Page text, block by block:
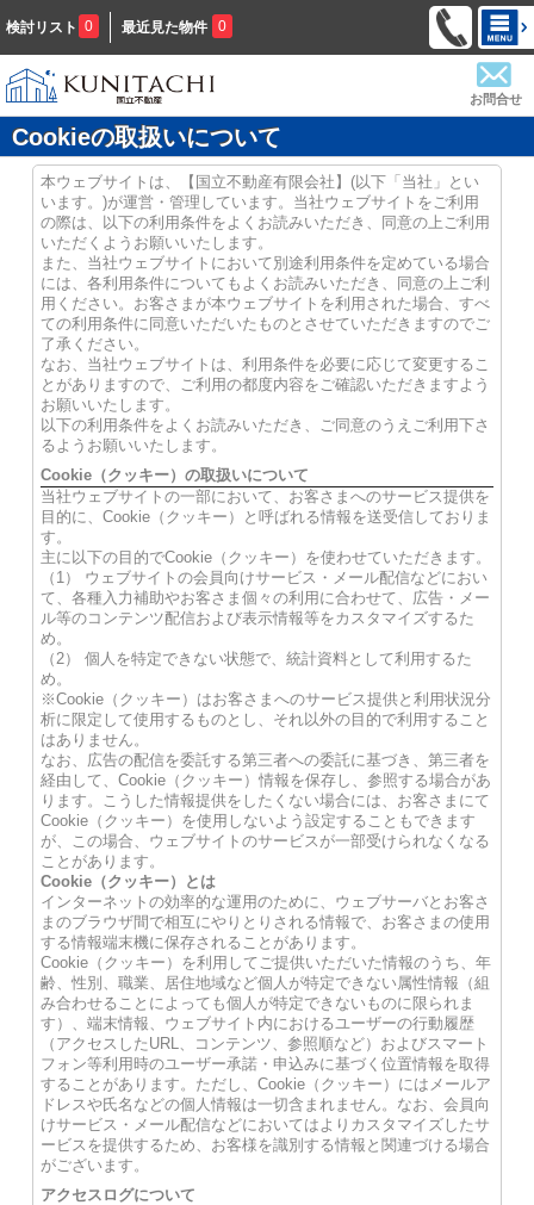
検討リスト 0 最近見た物件 0
お問合せ
Cookieの取扱いについて
本ウェブサイトは、【国立不動産有限会社】(以下「当社」とい
います。)が運営・管理しています。当社ウェブサイトをご利用
の際は、以下の利用条件をよくお読みいただき、同意の上ご利用
いただくようお願いいたします。
また、当社ウェブサイトにおいて別途利用条件を定めている場合
には、各利用条件についてもよくお読みいただき、同意の上ご利
用ください。お客さまが本ウェブサイトを利用された場合、すべ
ての利用条件に同意いただいたものとさせていただきますのでご
了承ください。
なお、当社ウェブサイトは、利用条件を必要に応じて変更するこ
とがありますので、ご利用の都度内容をご確認いただきますよう
お願いいたします。
以下の利用条件をよくお読みいただき、ご同意のうえご利用下さ
るようお願いいたします。
Cookie（クッキー）の取扱いについて
当社ウェブサイトの一部において、お客さまへのサービス提供を
目的に、Cookie（クッキー）と呼ばれる情報を送受信しておりま
す。
主に以下の目的でCookie（クッキー）を使わせていただきます。
（1） ウェブサイトの会員向けサービス・メール配信などにおい
て、各種入力補助やお客さま個々の利用に合わせて、広告・メー
ル等のコンテンツ配信および表示情報等をカスタマイズするた
め。
（2） 個人を特定できない状態で、統計資料として利用するた
め。
※Cookie（クッキー）はお客さまへのサービス提供と利用状況分
析に限定して使用するものとし、それ以外の目的で利用すること
はありません。
なお、広告の配信を委託する第三者への委託に基づき、第三者を
経由して、Cookie（クッキー）情報を保存し、参照する場合があ
ります。こうした情報提供をしたくない場合には、お客さまにて
Cookie（クッキー）を使用しないよう設定することもできます
が、この場合、ウェブサイトのサービスが一部受けられなくなる
ことがあります。
Cookie（クッキー）とは
インターネットの効率的な運用のために、ウェブサーバとお客さ
まのブラウザ間で相互にやりとりされる情報で、お客さまの使用
する情報端末機に保存されることがあります。
Cookie（クッキー）を利用してご提供いただいた情報のうち、年
齢、性別、職業、居住地域など個人が特定できない属性情報（組
み合わせることによっても個人が特定できないものに限られま
す）、端末情報、ウェブサイト内におけるユーザーの行動履歴
（アクセスしたURL、コンテンツ、参照順など）およびスマート
フォン等利用時のユーザー承諾・申込みに基づく位置情報を取得
することがあります。ただし、Cookie（クッキー）にはメールア
ドレスや氏名などの個人情報は一切含まれません。なお、会員向
けサービス・メール配信などにおいてはよりカスタマイズしたサ
ービスを提供するため、お客様を識別する情報と関連づける場合
がございます。
アクセスログについて